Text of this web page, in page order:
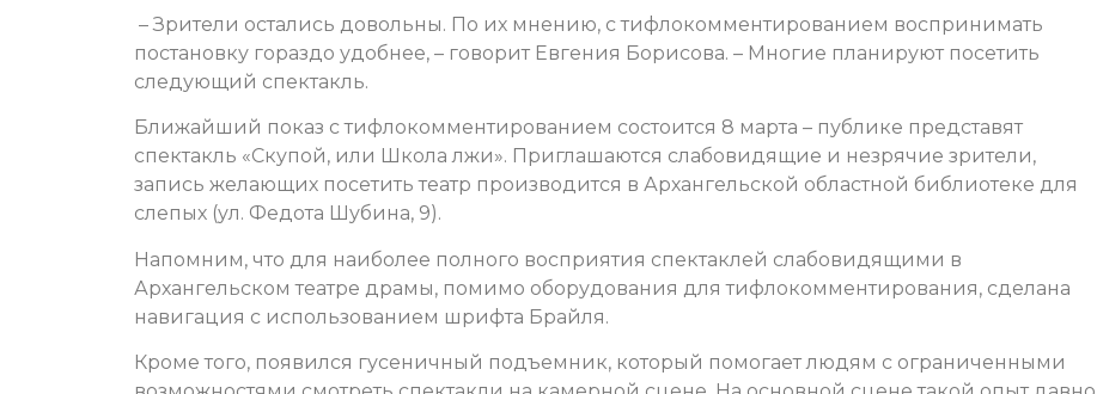
– Зрители остались довольны. По их мнению, с тифлокомментированием воспринимать
постановку гораздо удобнее, – говорит Евгения Борисова. – Многие планируют посетить
следующий спектакль.
Ближайший показ с тифлокомментированием состоится 8 марта – публике представят
спектакль «Скупой, или Школа лжи». Приглашаются слабовидящие и незрячие зрители,
запись желающих посетить театр производится в Архангельской областной библиотеке для
слепых (ул. Федота Шубина, 9).
Напомним, что для наиболее полного восприятия спектаклей слабовидящими в
Архангельском театре драмы, помимо оборудования для тифлокомментирования, сделана
навигация с использованием шрифта Брайля.
Кроме того, появился гусеничный подъемник, который помогает людям с ограниченными